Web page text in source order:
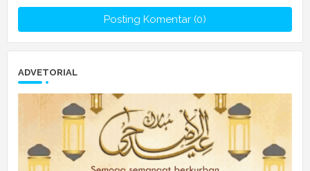
Posting Komentar (0)
ADVETORIAL